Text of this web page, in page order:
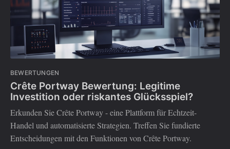
BEWERTUNGEN
Crête Portway Bewertung: Legitime
Investition oder riskantes Glücksspiel?
Erkunden Sie Crête Portway - eine Plattform für Echtzeit-
Handel und automatisierte Strategien. Treffen Sie fundierte
Entscheidungen mit den Funktionen von Crête Portway.